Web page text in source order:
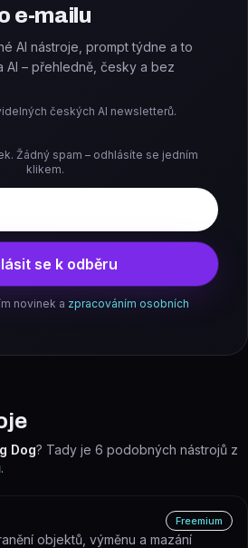
e-mailu
AI nástroje, prompt týdne a to
AI – přehledně, česky a bez
českých AI newsletterů.
Žádný spam – odhlásíte se jedním
klikem.
se k odběru
novinek a zpracováním osobních
Dog? Tady je 6 podobných nástrojů z
.
Freemium
objektů, výměnu a mazání